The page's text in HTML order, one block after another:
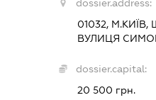
dossier.address:
01032,
ВУЛИЦЯ
dossier.capital:
20 500 грн.